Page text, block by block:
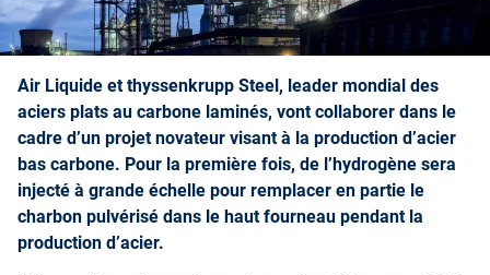
Air Liquide et thyssenkrupp Steel, leader mondial des
aciers plats au carbone laminés, vont collaborer dans le
cadre d’un projet novateur visant à la production d’acier
bas carbone. Pour la première fois, de l’hydrogène sera
injecté à grande échelle pour remplacer en partie le
charbon pulvérisé dans le haut fourneau pendant la
production d’acier.